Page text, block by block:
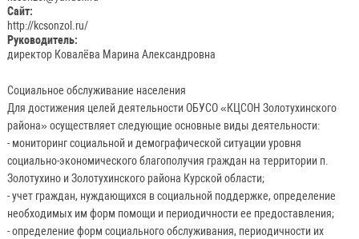
Сайт:
http://kcsonzol.ru/
Руководитель:
директор Ковалёва Марина Александровна
Социальное обслуживание населения
Для достижения целей деятельности ОБУСО «КЦСОН Золотухинского
района» осуществляет следующие основные виды деятельности:
- мониторинг социальной и демографической ситуации уровня
социально-экономического благополучия граждан на территории п.
Золотухино и Золотухинского района Курской области;
- учет граждан, нуждающихся в социальной поддержке, определение
необходимых им форм помощи и периодичности ее предоставления;
- определение форм социального обслуживания, периодичности их